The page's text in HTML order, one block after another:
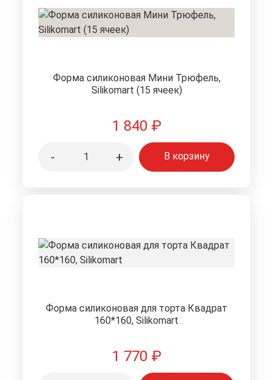
Форма силиконовая Мини Трюфель,
Silikomart (15 ячеек)
1 840 ₽
- + В корзину
Форма силиконовая для торта Квадрат
160*160, Silikomart
1 770 ₽